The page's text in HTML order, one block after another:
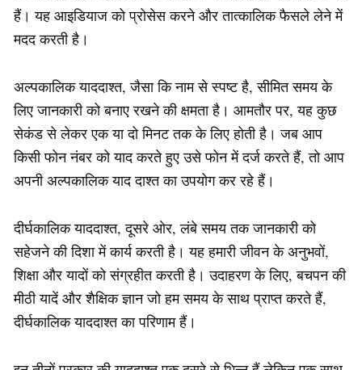
हैं। यह आइडियाज को प्रोसेस करने और तात्कालिक फैसले लेने में
मदद करती है।
अल्पकालिक याददाश्त, जैसा कि नाम से स्पष्ट है, सीमित समय के
लिए जानकारी को बनाए रखने की क्षमता है। आमतौर पर, यह कुछ
सेकंड से लेकर एक या दो मिनट तक के लिए होती है। जब आप
किसी फोन नंबर को याद करते हुए उसे फोन में दर्ज करते हैं, तो आप
अपनी अल्पकालिक याद दाश्त का उपयोग कर रहे हैं।
दीर्घकालिक याददाश्त, दूसरे ओर, लंबे समय तक जानकारी को
सहेजने की दिशा में कार्य करती है। यह हमारी जीवन के अनुभवों,
शिक्षा और यादों को संग्रहीत करती है। उदाहरण के लिए, बचपन की
मीठी यादें और शैक्षिक ज्ञान जो हम समय के साथ प्राप्त करते हैं,
दीर्घकालिक याददाश्त का परिणाम हैं।